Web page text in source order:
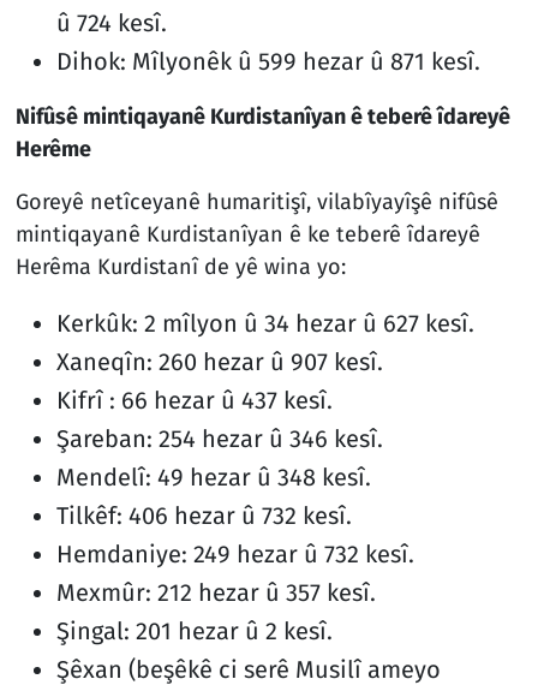
û 724 kesî.
Dihok: Mîlyonêk û 599 hezar û 871 kesî.
Nifûsê mintiqayanê Kurdistanîyan ê teberê îdareyê
Herême
Goreyê netîceyanê humaritişî, vilabîyayîşê nifûsê
mintiqayanê Kurdistanîyan ê ke teberê îdareyê
Herêma Kurdistanî de yê wina yo:
Kerkûk: 2 mîlyon û 34 hezar û 627 kesî.
Xaneqîn: 260 hezar û 907 kesî.
Kifrî : 66 hezar û 437 kesî.
Şareban: 254 hezar û 346 kesî.
Mendelî: 49 hezar û 348 kesî.
Tilkêf: 406 hezar û 732 kesî.
Hemdaniye: 249 hezar û 732 kesî.
Mexmûr: 212 hezar û 357 kesî.
Şingal: 201 hezar û 2 kesî.
Şêxan (beşêkê ci serê Musilî ameyo